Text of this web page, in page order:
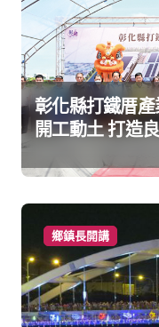
彰化縣打鐵厝
開工動土 打造良好的投資環境讓
鄉鎮長開講